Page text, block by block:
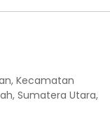
Kecamatan
Sumatera Utara,